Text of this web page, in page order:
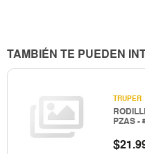
TAMBIÉN TE PUEDEN
TRUPER
PZAS -
$